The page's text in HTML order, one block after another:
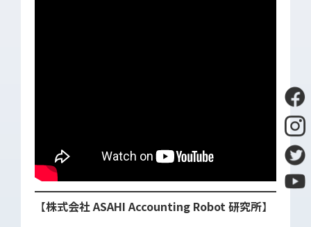
【株式会社 ASAHI Accounting Robot 研究所】